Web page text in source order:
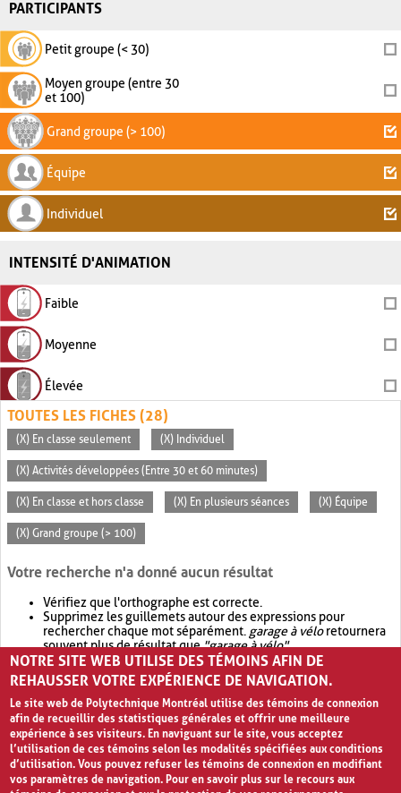
PARTICIPANTS
Petit groupe (< 30)
Moyen groupe (entre 30
et 100)
Grand groupe (> 100)
Équipe
Individuel
INTENSITÉ D'ANIMATION
Faible
Moyenne
Élevée
TOUTES LES FICHES (28)
(X) En classe seulement (X) Individuel
(X) Activités développées (Entre 30 et 60 minutes)
(X) En classe et hors classe (X) En plusieurs séances (X) Équipe
(X) Grand groupe (> 100)
Votre recherche n'a donné aucun résultat
Vérifiez que l'orthographe est correcte.
Supprimez les guillemets autour des expressions pour
rechercher chaque mot séparément. garage à véloretournera
souvent plus de résultat que"garage à vélo".
Envisagez d'élargir votre recherche avec OR.garage OR vélo
retournera souvent plus de résultat quegarage à vélo
NOTRE SITE WEB UTILISE DES TÉMOINS AFIN DE
REHAUSSER VOTRE EXPÉRIENCE DE NAVIGATION.
Le site web de Polytechnique Montréal utilise des témoins de connexion
afin de recueillir des statistiques générales et offrir une meilleure
expérience à ses visiteurs. En naviguant sur le site, vous acceptez
l’utilisation de ces témoins selon les modalités spécifiées aux conditions
d’utilisation. Vous pouvez refuser les témoins de connexion en modifiant
vos paramètres de navigation. Pour en savoir plus sur le recours aux